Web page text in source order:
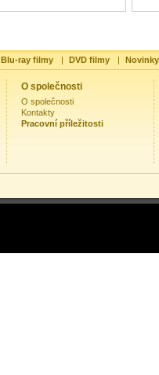
Blu-ray filmy | DVD filmy |
O společnosti
O společnosti
Kontakty
Pracovní příležitosti